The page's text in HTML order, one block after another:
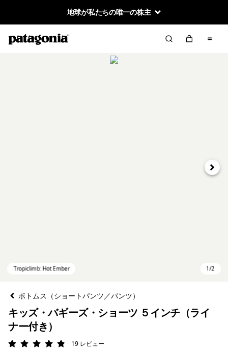
地球が私たちの唯一の株主
次へ
ボトムス（ショートパンツ／パンツ）
キッズ・バギーズ・ショーツ ５インチ（ライ
ナー付き）
評価: 4.9 / 5
19 レビュー